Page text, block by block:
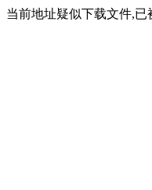
当前地址疑似下载文件,